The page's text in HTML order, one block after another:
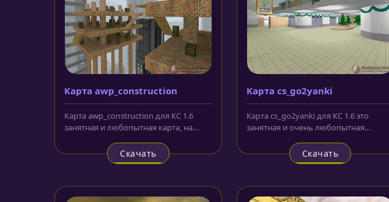
Карта awp_construction
Карта awp_construction для КС 1.6
занятная и любопытная карта, на
Скачать
Карта cs_go2yanki
Карта cs_go2yanki для КС 1.6 это
занятная и очень любопытная
Скачать